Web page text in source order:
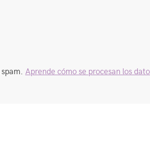
Aprende cómo se procesan los